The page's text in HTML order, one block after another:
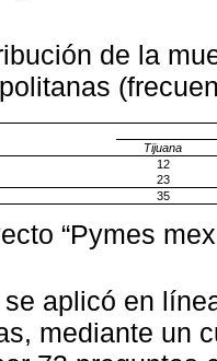
de la
Tijuana
12
23
35
“Pymes
aplicó en
mediante un